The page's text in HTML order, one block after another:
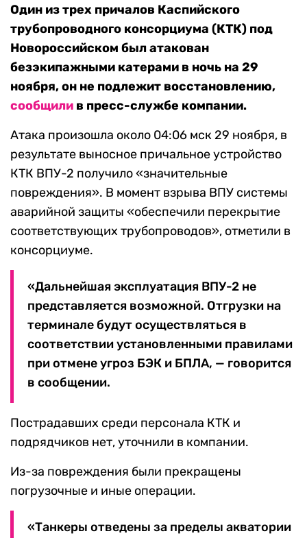
Один из трех причалов Каспийского
трубопроводного консорциума (КТК) под
Новороссийском был атакован
безэкипажными катерами в ночь на 29
ноября, он не подлежит восстановлению,
сообщили в пресс-службе компании.
Атака произошла около 04:06 мск 29 ноября, в
результате выносное причальное устройство
КТК ВПУ-2 получило «значительные
повреждения». В момент взрыва ВПУ системы
аварийной защиты «обеспечили перекрытие
соответствующих трубопроводов», отметили в
консорциуме.
«Дальнейшая эксплуатация ВПУ-2 не
представляется возможной. Отгрузки на
терминале будут осуществляться в
соответствии установленными правилами
при отмене угроз БЭК и БПЛА, — говорится
в сообщении.
Пострадавших среди персонала КТК и
подрядчиков нет, уточнили в компании.
Из-за повреждения были прекращены
погрузочные и иные операции.
«Танкеры отведены за пределы акватории